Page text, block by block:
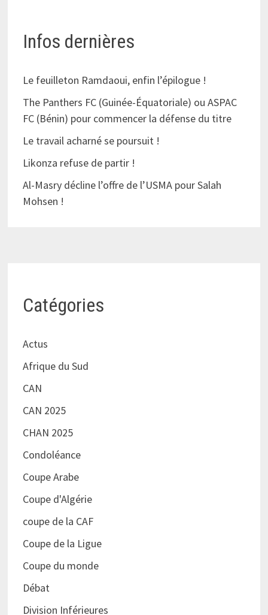
Infos dernières
Le feuilleton Ramdaoui, enfin l’épilogue !
The Panthers FC (Guinée-Équatoriale) ou ASPAC
FC (Bénin) pour commencer la défense du titre
Le travail acharné se poursuit !
Likonza refuse de partir !
Al-Masry décline l’offre de l’USMA pour Salah
Mohsen !
Catégories
Actus
Afrique du Sud
CAN
CAN 2025
CHAN 2025
Condoléance
Coupe Arabe
Coupe d'Algérie
coupe de la CAF
Coupe de la Ligue
Coupe du monde
Débat
Division Inférieures